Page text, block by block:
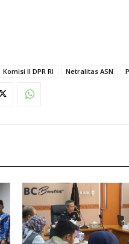
Komisi II DPR RI Netralitas ASN